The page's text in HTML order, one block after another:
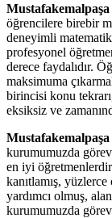
öğrencilere birebir
deneyimli
profesyonel
derece faydalıdır.
maksimuma
birincisi konu
eksiksiz ve
kurumumuzda
en iyi
kanıtlamış,
yardımcı olmuş,
kurumumuzda görev